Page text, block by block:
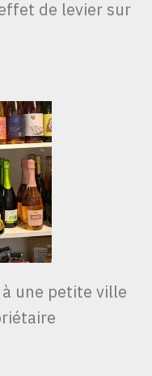
de levier sur
à une petite ville